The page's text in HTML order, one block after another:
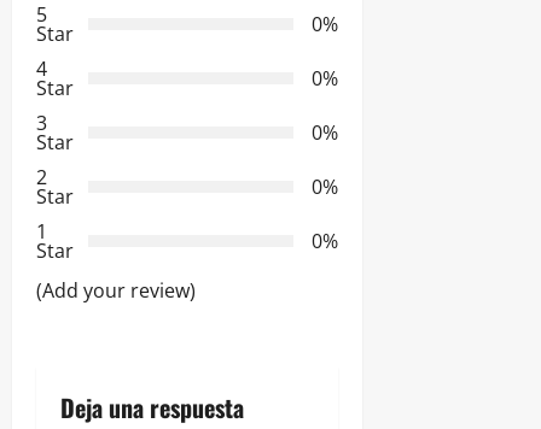
ó
n
d
e
e
t
5
Star
0%
4
Star
0%
3
Star
0%
2
Star
0%
1
Star
0%
(Add your review)
Deja una respuesta